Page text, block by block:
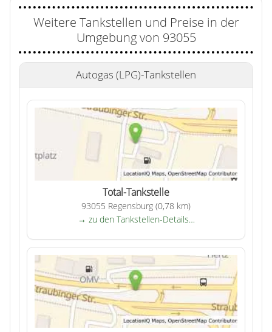
Weitere Tankstellen und Preise in der
Umgebung von 93055
Autogas (LPG)-Tankstellen
Total-Tankstelle
93055 Regensburg (0,78 km)
→ zu den Tankstellen-Details…